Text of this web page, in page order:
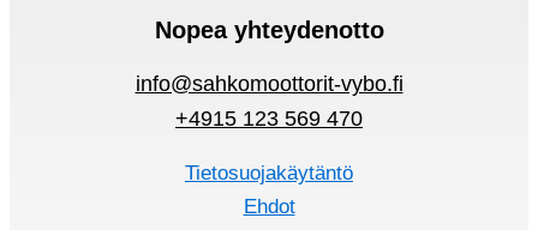
Nopea yhteydenotto
info@sahkomoottorit-vybo.fi
+4915 123 569 470
Tietosuojakäytäntö
Ehdot